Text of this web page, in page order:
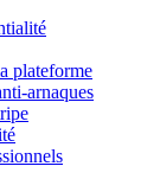
plateforme
arnaques